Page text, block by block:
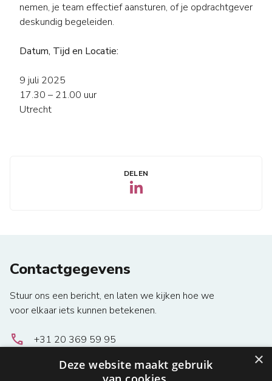
nemen, je team effectief aansturen, of je opdrachtgever
deskundig begeleiden.
Datum, Tijd en Locatie:
9 juli 2025
17.30 – 21.00 uur
Utrecht
DELEN
Contactgegevens
Stuur ons een bericht, en laten we kijken hoe we
voor elkaar iets kunnen betekenen.
local_phone +31 20 369 59 95
Unit G1331, Keurenplein 41, 1069 CD Amsterdam ×
Deze website maakt gebruik